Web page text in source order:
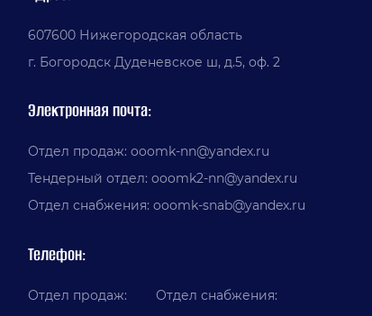
607600 Нижегородская область
г. Богородск Дуденевское ш, д.5, оф. 2
Электронная почта:
Отдел продаж: ooomk-nn@yandex.ru
Тендерный отдел: ooomk2-nn@yandex.ru
Отдел снабжения: ooomk-snab@yandex.ru
Телефон:
Отдел продаж: Отдел снабжения: